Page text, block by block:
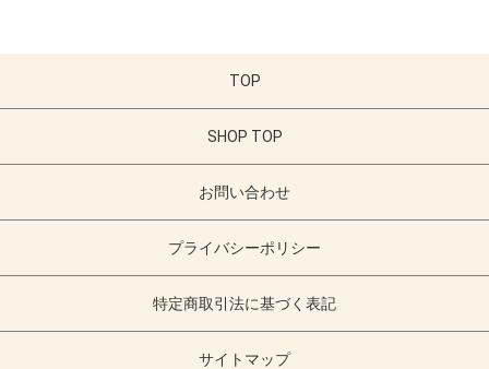
TOP
SHOP TOP
お問い合わせ
プライバシーポリシー
特定商取引法に基づく表記
サイトマップ